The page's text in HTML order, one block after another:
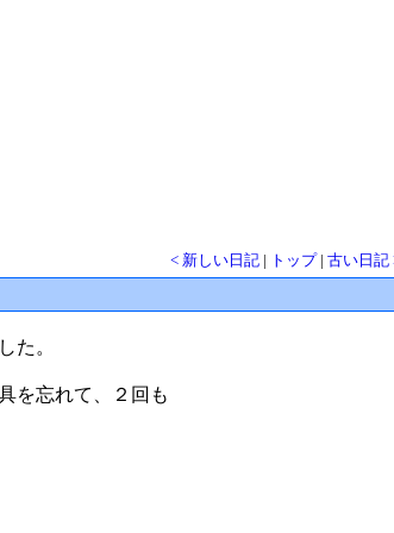
< 新しい日記 | トップ| 古い日記
た。
を忘れて、２回も